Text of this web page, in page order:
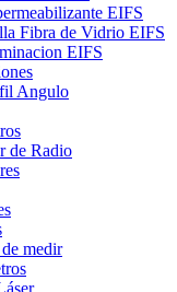
EIFS
Fibra de Vidrio EIFS
EIFS
Angulo
de Radio
medir